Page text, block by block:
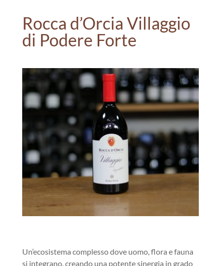
Rocca d’Orcia Villaggio
di Podere Forte
Un’ecosistema complesso dove uomo, flora e fauna
si integrano, creando una potente sinergia in grado